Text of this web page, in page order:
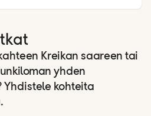
Kreikan saareen tai
yhden
Yhdistele kohteita